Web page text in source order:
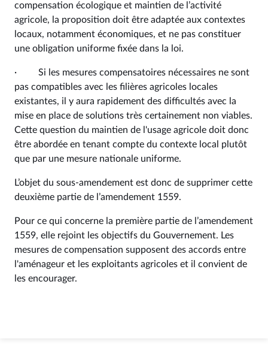
compensation écologique et maintien de l’activité
agricole, la proposition doit être adaptée aux contextes
locaux, notamment économiques, et ne pas constituer
une obligation uniforme fixée dans la loi.
· Si les mesures compensatoires nécessaires ne sont
pas compatibles avec les filières agricoles locales
existantes, il y aura rapidement des difficultés avec la
mise en place de solutions très certainement non viables.
Cette question du maintien de l'usage agricole doit donc
être abordée en tenant compte du contexte local plutôt
que par une mesure nationale uniforme.
L’objet du sous-amendement est donc de supprimer cette
deuxième partie de l’amendement 1559.
Pour ce qui concerne la première partie de l’amendement
1559, elle rejoint les objectifs du Gouvernement. Les
mesures de compensation supposent des accords entre
l'aménageur et les exploitants agricoles et il convient de
les encourager.